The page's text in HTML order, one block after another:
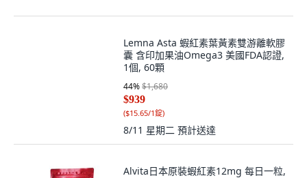
Lemna Asta 蝦紅素葉黃素雙游離軟膠
囊 含印加果油Omega3 美國FDA認證,
1個, 60顆
44%$1,680
$939
($15.65/1錠)
8/11 星期二 預計送達
Alvita日本原裝蝦紅素12mg 每日一粒,